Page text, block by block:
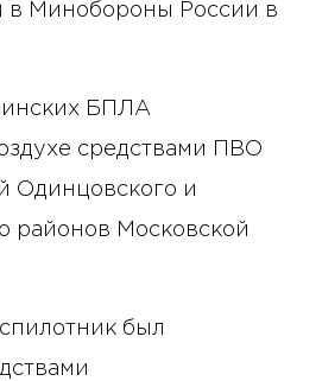
в Минобороны России в
БПЛА
средствами ПВО
Одинцовского и
районов Московской
был